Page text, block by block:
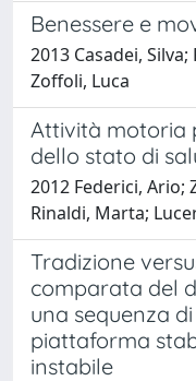
Benessere e
2013 Casadei,
Zoffoli, Luca
Attività motoria
dello stato di
2012 Federici, Ario;
Rinaldi, Marta;
Tradizione
comparata del
una sequenza
piattaforma
instabile